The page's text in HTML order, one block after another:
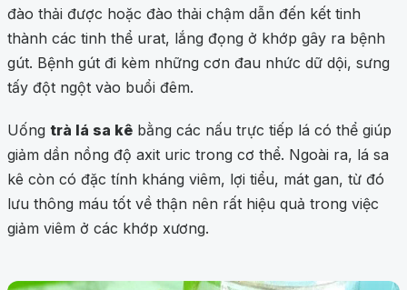
đào thải được hoặc đào thải chậm dẫn đến kết tinh
thành các tinh thể urat, lắng đọng ở khớp gây ra bệnh
gút. Bệnh gút đi kèm những cơn đau nhức dữ dội, sưng
tấy đột ngột vào buổi đêm.
Uống trà lá sa kê bằng các nấu trực tiếp lá có thể giúp
giảm dần nồng độ axit uric trong cơ thể. Ngoài ra, lá sa
kê còn có đặc tính kháng viêm, lợi tiểu, mát gan, từ đó
lưu thông máu tốt về thận nên rất hiệu quả trong việc
giảm viêm ở các khớp xương.